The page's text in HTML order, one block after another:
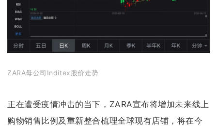
ZARA母公司Inditex股价走势
正在遭受疫情冲击的当下，ZARA宣布将增加未来线上
购物销售比例及重新整合梳理全球现有店铺，将在今